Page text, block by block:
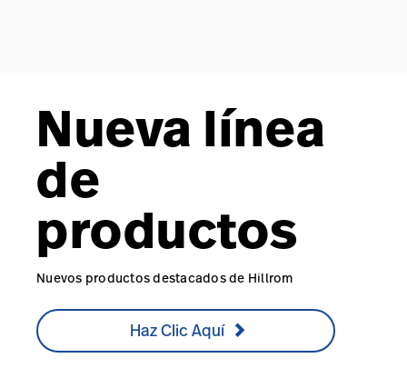
Nueva línea
de
productos
Nuevos productos destacados de Hillrom
Haz Clic Aquí